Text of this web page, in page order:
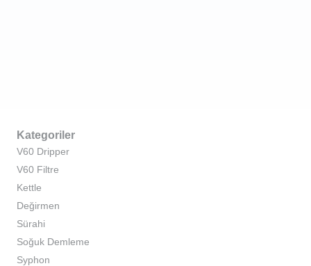
Kategoriler
V60 Dripper
V60 Filtre
Kettle
Değirmen
Sürahi
Soğuk Demleme
Syphon